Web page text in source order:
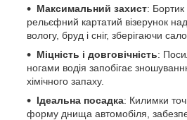
Максимальний захист:
рельєфний картатий візерунок
вологу, бруд і сніг, зберігаючи
Міцність і довговічність:
ногами водія запобігає
хімічного запаху.
Ідеальна посадка: Килимки
форму днища автомобіля,